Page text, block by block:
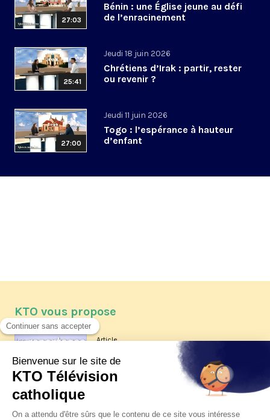
27:03
Bénin : une Église jeune au défi
de l’enracinement
25:41
Jeudi 18 juin 2026
Chrétiens d’Irak : partir, rester
ou revenir ?
27:00
Jeudi 11 juin 2026
Togo : l’espérance à hauteur
d’enfant
KTO vous propose
Article
Les reportages d'été 2026 de KTO
La visite pastorale du pape Léon
XIV à Assise à suivre sur KTO le